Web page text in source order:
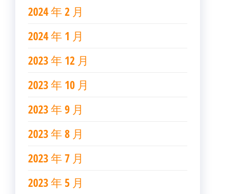
2024 年 2 月
2024 年 1 月
2023 年 12 月
2023 年 10 月
2023 年 9 月
2023 年 8 月
2023 年 7 月
2023 年 5 月